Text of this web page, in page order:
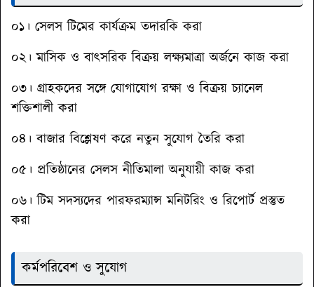
০১। সেলস টিমের কার্যক্রম তদারকি করা
০২। মাসিক ও বাৎসরিক বিক্রয় লক্ষ্যমাত্রা অর্জনে কাজ করা
০৩। গ্রাহকদের সঙ্গে যোগাযোগ রক্ষা ও বিক্রয় চ্যানেল
শক্তিশালী করা
০৪। বাজার বিশ্লেষণ করে নতুন সুযোগ তৈরি করা
০৫। প্রতিষ্ঠানের সেলস নীতিমালা অনুযায়ী কাজ করা
০৬। টিম সদস্যদের পারফরম্যান্স মনিটরিং ও রিপোর্ট প্রস্তুত
করা
কর্মপরিবেশ ও সুযোগ